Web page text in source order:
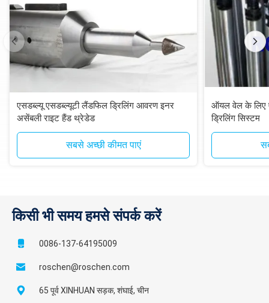
एसडब्ल्यू एसडब्ल्यूटी लैंडफिल ड्रिलिंग आवरण इनर
असेंबली राइट हैंड थ्रेडेड
सबसे अच्छी कीमत पाएं
ऑयल वेल के लिए
ड्रिलिंग सिस्टम
किसी भी समय हमसे संपर्क करें
0086-137-64195009
roschen@roschen.com
65 पूर्व XINHUAN सड़क, शंघाई, चीन